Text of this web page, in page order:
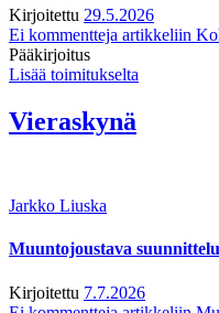
Kirjoitettu 29.5.2026
Ei kommentteja artikkeliin
Pääkirjoitus
Lisää toimitukselta
Vieraskynä
Jarkko Liuska
Muuntojoustava
Kirjoitettu 7.7.2026